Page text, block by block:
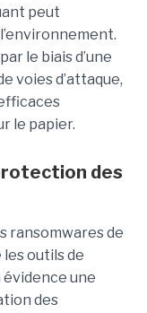
peut
le biais d’une
voies d’attaque,
le papier.
des
ransomwares de
outils de
une
des